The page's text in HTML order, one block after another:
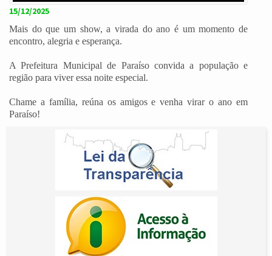
15/12/2025
Mais do que um show, a virada do ano é um momento de
encontro, alegria e esperança.
A Prefeitura Municipal de Paraíso convida a população e
região para viver essa noite especial.
Chame a família, reúna os amigos e venha virar o ano em
Paraíso!